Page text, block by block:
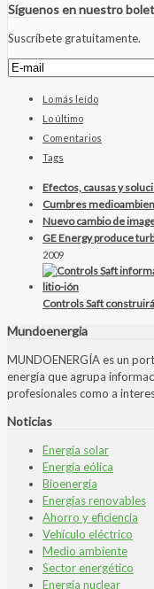
Síguenos en nuestro
Suscríbete gratuitamente.
Lo más leído
Lo último
Comentarios
Tags
Efectos, causas y
Cumbres
Nuevo cambio de
GE Energy produce
2009
Controls Saft
Mundoenergia
MUNDOENERGÍA es un
energía que agrupa
profesionales como a
Noticias
Energía solar
Energía eólica
Bioenergía
Energías renovables
Ahorro y eficiencia
Vehículo eléctrico
Medio ambiente
Sector energético
Energía nuclear